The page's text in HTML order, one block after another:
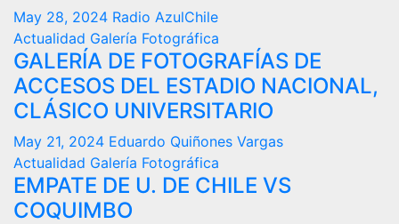
May 28, 2024 Radio AzulChile
Actualidad Galería Fotográfica
GALERÍA DE FOTOGRAFÍAS DE
ACCESOS DEL ESTADIO NACIONAL,
CLÁSICO UNIVERSITARIO
May 21, 2024 Eduardo Quiñones Vargas
Actualidad Galería Fotográfica
EMPATE DE U. DE CHILE VS
COQUIMBO